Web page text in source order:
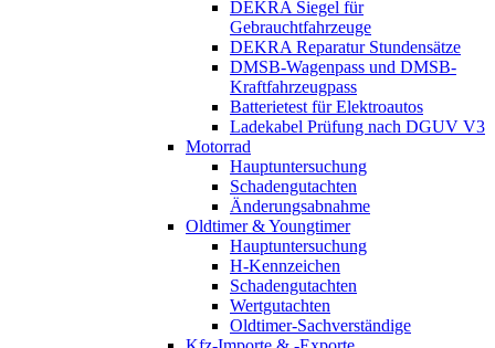
DEKRA Siegel für
Gebrauchtfahrzeuge
DEKRA Reparatur Stundensätze
DMSB-Wagenpass und DMSB-
Kraftfahrzeugpass
Batterietest für Elektroautos
Ladekabel Prüfung nach DGUV V3
Motorrad
Hauptuntersuchung
Schadengutachten
Änderungsabnahme
Oldtimer & Youngtimer
Hauptuntersuchung
H-Kennzeichen
Schadengutachten
Wertgutachten
Oldtimer-Sachverständige